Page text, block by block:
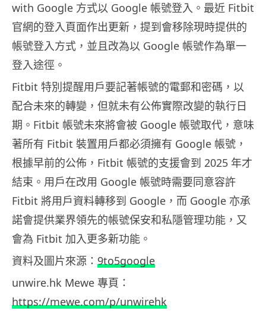
with Google 方式以 Google 帳號登入。最近 Fitbit
官網的登入頁面作出更新，提到會移除現時提供的
帳號登入方式，並且改為以 Google 帳號作為單一
登入途徑。
Fitbit 特別提醒用戶要記著帳號的電郵和密碼，以
配合未來的轉變，但就未有公佈實際改變的執行日
期。Fitbit 帳號未來將會被 Google 帳號取代，意味
著所有 Fitbit 裝置用戶都必須擁有 Google 帳號，
根據早前的公佈，Fitbit 帳號的支援會到 2025 年才
結束。用戶在改用 Google 帳號時需要同意容許
Fitbit 將用戶資料轉移到 Google，而 Google 亦承
諾會提供業界領先的帳號保安和私隱管理功能，又
會為 Fitbit 加入更多新功能。
資料及圖片來源： 9to5google
unwire.hk Mewe 專頁：
https://mewe.com/p/unwirehk